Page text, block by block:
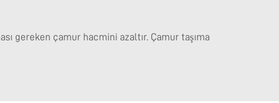
gereken çamur hacmini azaltır. Çamur taşıma